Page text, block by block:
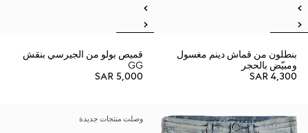
بنطلون من قماش دينم مغسول
ومبيّض بالحجر
SAR 4,300
قميص بولو من الجيرسي بنقش
GG
SAR 5,000
وصلت منتجات جديدة